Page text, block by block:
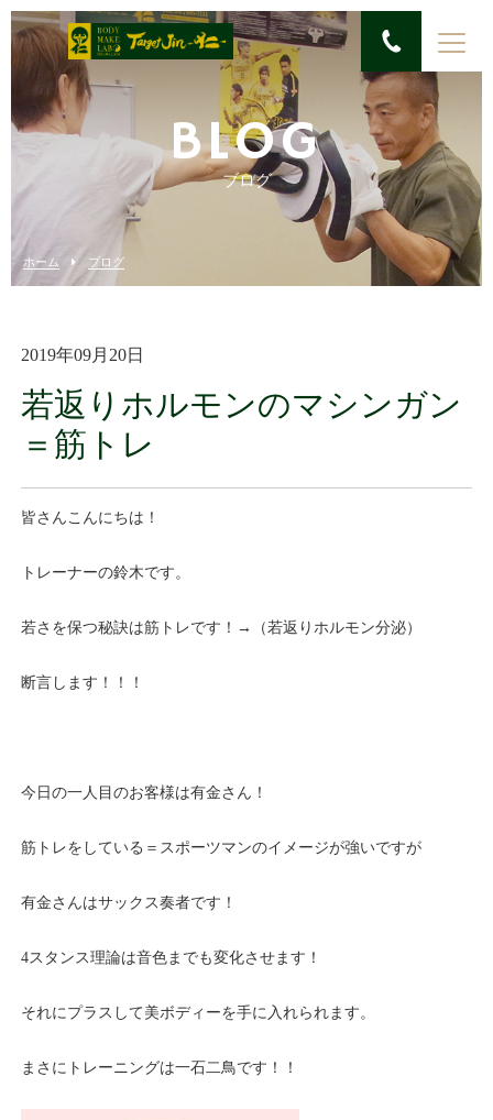
BLOG
ブログ
ホーム ブログ
2019年09月20日
若返りホルモンのマシンガン
＝筋トレ
皆さんこんにちは！
トレーナーの鈴木です。
若さを保つ秘訣は筋トレです！→（若返りホルモン分泌）
断言します！！！
今日の一人目のお客様は有金さん！
筋トレをしている＝スポーツマンのイメージが強いですが
有金さんはサックス奏者です！
4スタンス理論は音色までも変化させます！
それにプラスして美ボディーを手に入れられます。
まさにトレーニングは一石二鳥です！！